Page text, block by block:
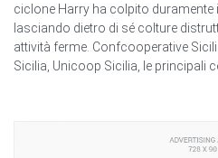
ciclone Harry ha colpito duramente
lasciando dietro di sé colture
attività ferme. Confcooperative
Sicilia, Unicoop Sicilia, le principali